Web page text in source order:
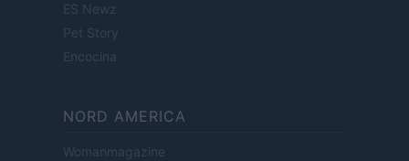
ES Newz
Pet Story
Encocina
NORD AMERICA
Womanmagazine